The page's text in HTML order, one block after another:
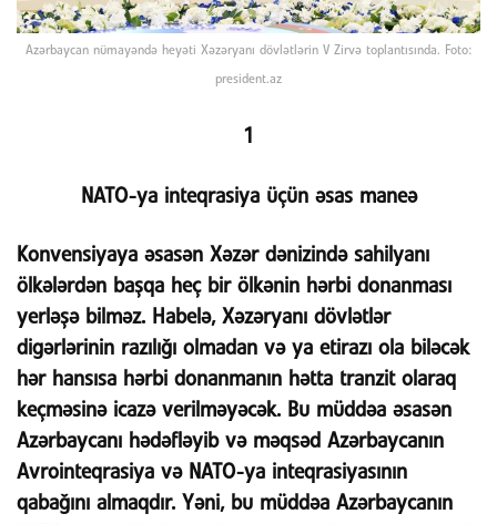
Azərbaycan nümayəndə heyəti Xəzəryanı dövlətlərin V Zirvə toplantısında. Foto:
president.az
1
NATO-ya inteqrasiya üçün əsas maneə
Konvensiyaya əsasən Xəzər dənizində sahilyanı
ölkələrdən başqa heç bir ölkənin hərbi donanması
yerləşə bilməz. Habelə, Xəzəryanı dövlətlər
digərlərinin razılığı olmadan və ya etirazı ola biləcək
hər hansısa hərbi donanmanın hətta tranzit olaraq
keçməsinə icazə verilməyəcək. Bu müddəa əsasən
Azərbaycanı hədəfləyib və məqsəd Azərbaycanın
Avrointeqrasiya və NATO-ya inteqrasiyasının
qabağını almaqdır. Yəni, bu müddəa Azərbaycanın